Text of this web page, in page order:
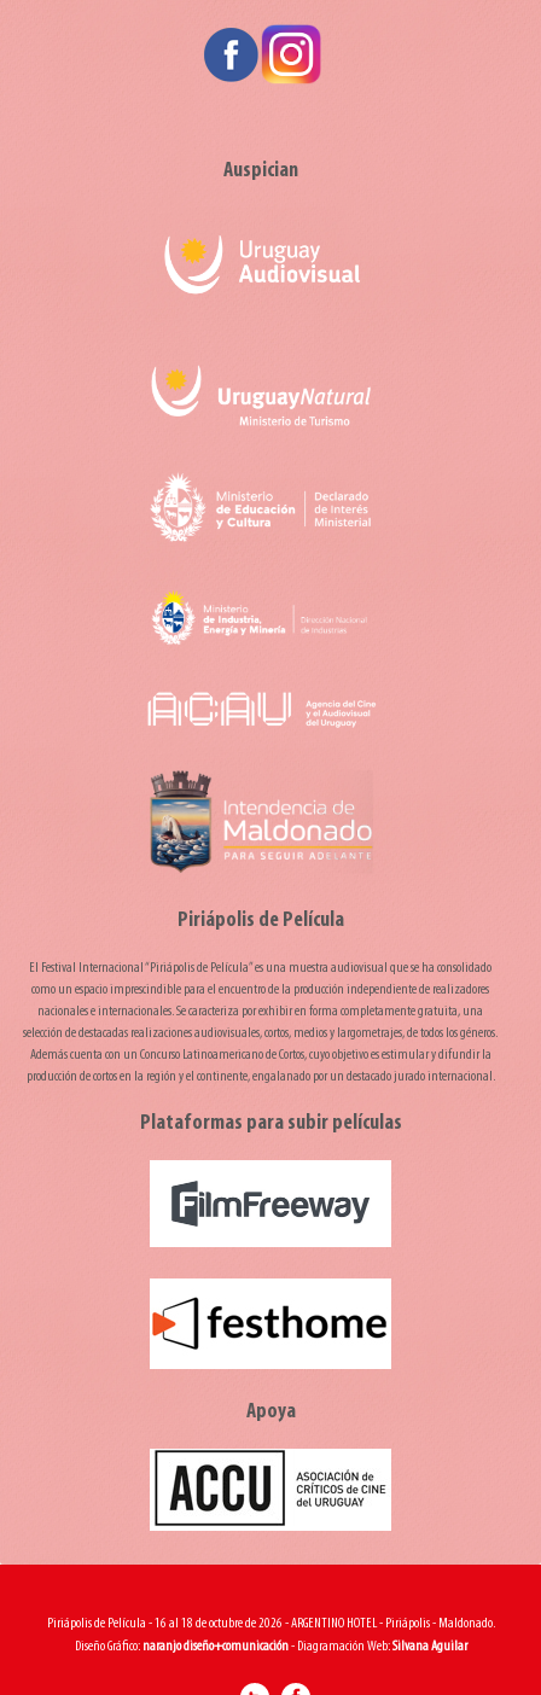
Auspician
Piriápolis de Película
El Festival Internacional “Piriápolis de Película” es una muestra audiovisual que se ha consolidado
como un espacio imprescindible para el encuentro de la producción independiente de realizadores
nacionales e internacionales. Se caracteriza por exhibir en forma completamente gratuita, una
selección de destacadas realizaciones audiovisuales, cortos, medios y largometrajes, de todos los géneros.
Además cuenta con un Concurso Latinoamericano de Cortos, cuyo objetivo es estimular y difundir la
producción de cortos en la región y el continente, engalanado por un destacado jurado internacional.
Plataformas para subir películas
Apoya
Piriápolis de Película - 16 al 18 de octubre de 2026 - ARGENTINO HOTEL - Piriápolis - Maldonado.
Diseño Gráfico: naranjo diseño+comunicación- Diagramación Web:Silvana Aguilar